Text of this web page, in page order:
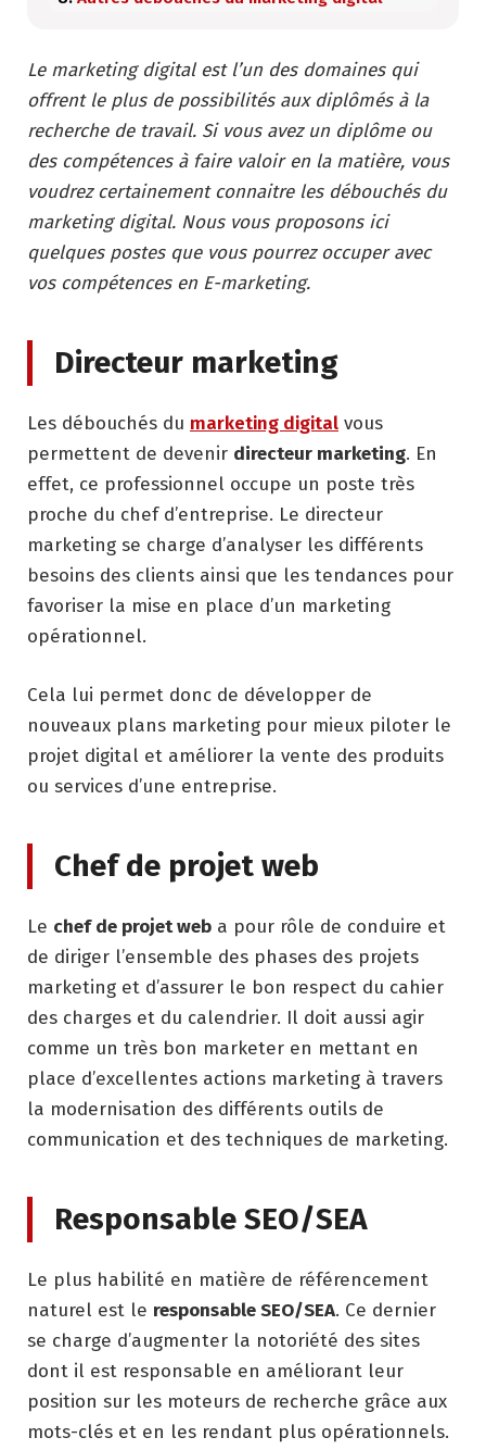
Le marketing digital est l’un des domaines qui
offrent le plus de possibilités aux diplômés à la
recherche de travail. Si vous avez un diplôme ou
des compétences à faire valoir en la matière, vous
voudrez certainement connaitre les débouchés du
marketing digital. Nous vous proposons ici
quelques postes que vous pourrez occuper avec
vos compétences en E-marketing.
Directeur marketing
Les débouchés du marketing digital vous
permettent de devenir directeur marketing. En
effet, ce professionnel occupe un poste très
proche du chef d’entreprise. Le directeur
marketing se charge d’analyser les différents
besoins des clients ainsi que les tendances pour
favoriser la mise en place d’un marketing
opérationnel.
Cela lui permet donc de développer de
nouveaux plans marketing pour mieux piloter le
projet digital et améliorer la vente des produits
ou services d’une entreprise.
Chef de projet web
Le chef de projet web a pour rôle de conduire et
de diriger l’ensemble des phases des projets
marketing et d’assurer le bon respect du cahier
des charges et du calendrier. Il doit aussi agir
comme un très bon marketer en mettant en
place d’excellentes actions marketing à travers
la modernisation des différents outils de
communication et des techniques de marketing.
Responsable SEO/SEA
Le plus habilité en matière de référencement
naturel est le responsable SEO/SEA. Ce dernier
se charge d’augmenter la notoriété des sites
dont il est responsable en améliorant leur
position sur les moteurs de recherche grâce aux
mots-clés et en les rendant plus opérationnels.